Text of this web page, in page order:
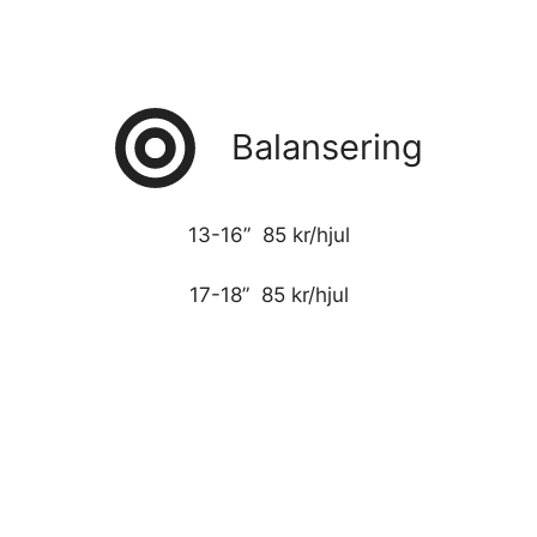
Balansering
13-16” 85 kr/hjul
17-18” 85 kr/hjul